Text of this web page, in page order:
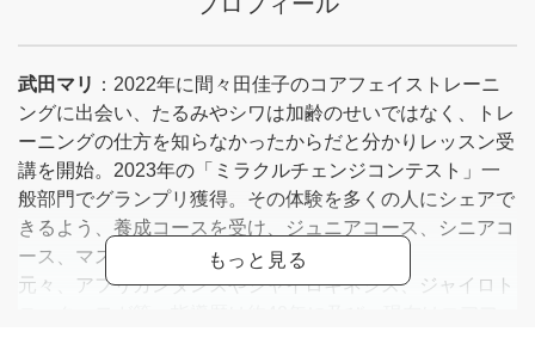
武田マリ ：2022年に間々田佳子のコアフェイストレーニ
ングに出会い、たるみやシワは加齢のせいではなく、トレ
ーニングの仕方を知らなかったからだと分かりレッスン受
講を開始。2023年の「ミラクルチェンジコンテスト」一
般部門でグランプリ獲得。その体験を多くの人にシェアで
きるよう、養成コースを受け、ジュニアコース、シニアコ
ース、マスターコースと一気に取得。
元々、アフリカンダンスやジャイロキネシス、ジャイロト